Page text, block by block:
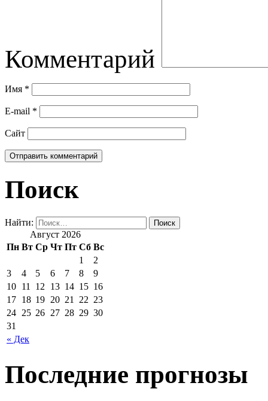
Комментарий
Имя *
E-mail *
Сайт
Поиск
Найти:
Август 2026
Пн Вт Ср Чт Пт Сб Вс
« Дек
1
2
3
4 5 6 7 8
9
10 11 12 13 14 15 16
17 18 19 20 21 22 23
24 25 26 27 28 29 30
31
Последние прогнозы